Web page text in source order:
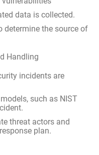
data is collected.
determine the source of
Handling
incidents are
such as NIST
threat actors and
plan.